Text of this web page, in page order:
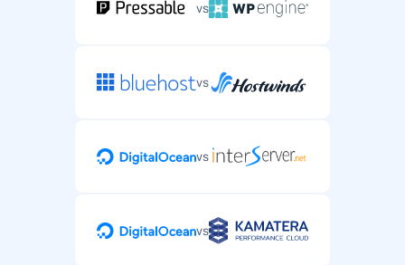
vs
vs
vs
vs